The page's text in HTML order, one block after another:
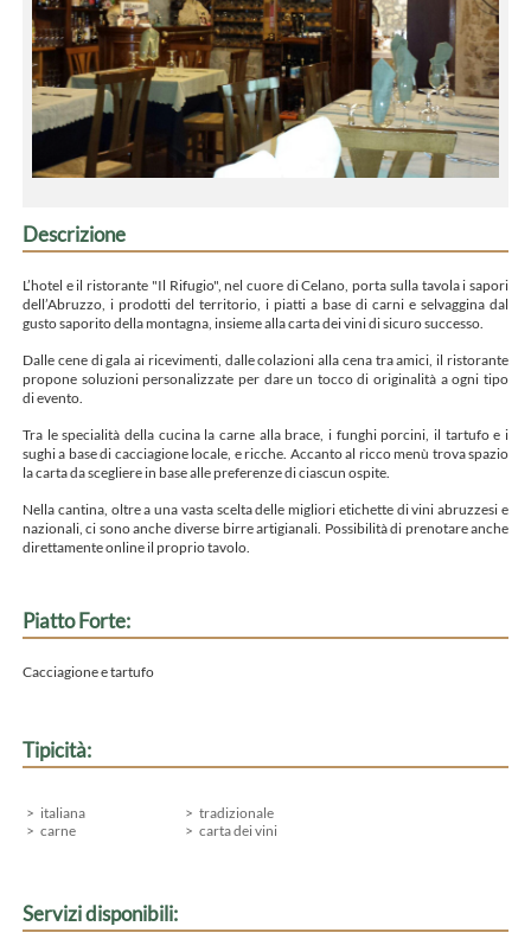
Descrizione
L’hotel e il ristorante "Il Rifugio", nel cuore di Celano, porta sulla tavola i sapori
dell’Abruzzo, i prodotti del territorio, i piatti a base di carni e selvaggina dal
gusto saporito della montagna, insieme alla carta dei vini di sicuro successo.
Dalle cene di gala ai ricevimenti, dalle colazioni alla cena tra amici, il ristorante
propone soluzioni personalizzate per dare un tocco di originalità a ogni tipo
di evento.
Tra le specialità della cucina la carne alla brace, i funghi porcini, il tartufo e i
sughi a base di cacciagione locale, e ricche. Accanto al ricco menù trova spazio
la carta da scegliere in base alle preferenze di ciascun ospite.
Nella cantina, oltre a una vasta scelta delle migliori etichette di vini abruzzesi e
nazionali, ci sono anche diverse birre artigianali. Possibilità di prenotare anche
direttamente online il proprio tavolo.
Piatto Forte:
Cacciagione e tartufo
Tipicità:
italiana
carne
tradizionale
carta dei vini
Servizi disponibili: